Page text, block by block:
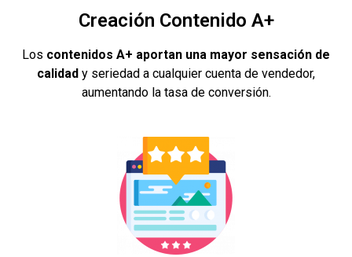
Creación Contenido A+
Los contenidos A+ aportan una mayor sensación de
calidad y seriedad a cualquier cuenta de vendedor,
aumentando la tasa de conversión.